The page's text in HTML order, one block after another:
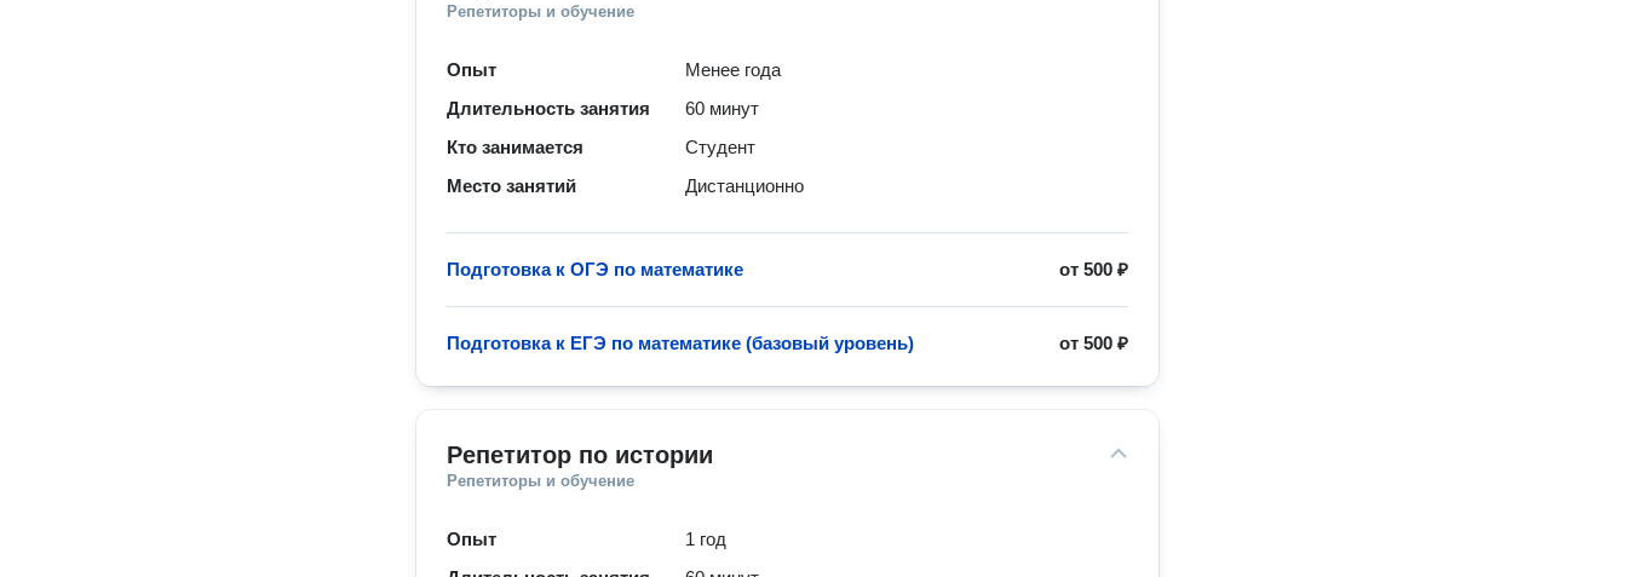
Репетиторы и обучение
Опыт
Менее года
Длительность занятия
60 минут
Кто занимается
Студент
Место занятий
Дистанционно
от500 ₽
Подготовка к ОГЭ по математике
от500 ₽
Подготовка к ЕГЭ по математике (базовый уровень)
Репетитор по истории
Репетиторы и обучение
Опыт
1 год